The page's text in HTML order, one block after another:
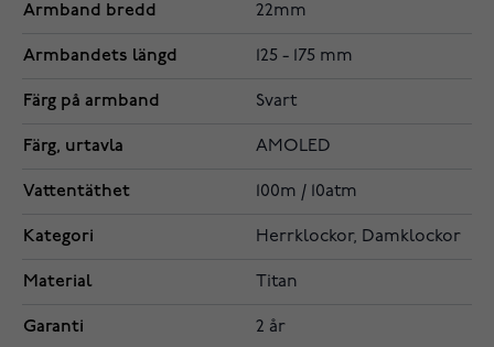
Armband bredd 22mm
Armbandets längd 125 - 175 mm
Färg på armband Svart
Färg, urtavla AMOLED
Vattentäthet 100m / 10atm
Kategori Herrklockor, Damklockor
Material Titan
Garanti 2 år